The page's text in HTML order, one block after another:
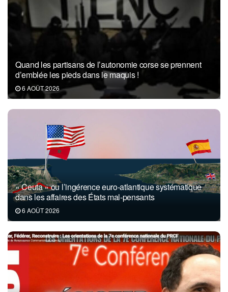
Quand les partisans de l’autonomie corse se prennent
d’emblée les pieds dans le maquis !
6 AOÛT 2026
« Ceuta » ou l’ingérence euro-atlantique systématique
dans les affaires des États mal-pensants
6 AOÛT 2026